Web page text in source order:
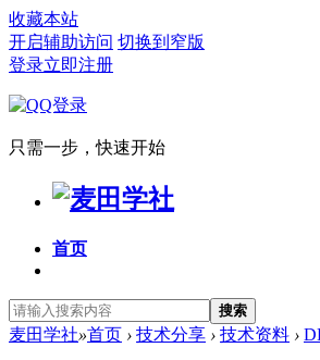
收藏本站
开启辅助访问 切换到窄版
登录立即注册
只需一步，快速开始
首页
搜索
麦田学社»首页 › 技术分享 › 技术资料 ›